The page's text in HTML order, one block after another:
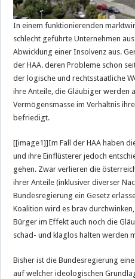
In einem funktionierenden
schlecht geführte Unternehmen
Abwicklung einer Insolvenz aus.
der HAA. deren Probleme schon
der logische und rechtsstaatliche
ihre Anteile, die Gläubiger werden
Vermögensmasse im Verhältnis
befriedigt.
[[image1]]Im Fall der HAA haben
und ihre Einflüsterer jedoch
gehen. Zwar verlieren die
ihrer Anteile (inklusiver diverser
Bundesregierung ein Gesetz
Koalition wird es brav
Bürger im Effekt auch noch die
schad- und klaglos halten werden
Bisher ist die Bundesregierung
auf welcher ideologischen